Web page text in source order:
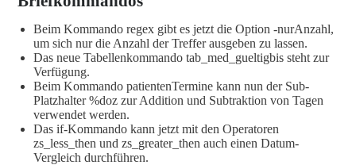
Beim Kommando regex gibt es jetzt die Option -nurAnzahl,
um sich nur die Anzahl der Treffer ausgeben zu lassen.
Das neue Tabellenkommando tab_med_gueltigbis steht zur
Verfügung.
Beim Kommando patientenTermine kann nun der Sub-
Platzhalter %doz zur Addition und Subtraktion von Tagen
verwendet werden.
Das if-Kommando kann jetzt mit den Operatoren
zs_less_then und zs_greater_then auch einen Datum-
Vergleich durchführen.